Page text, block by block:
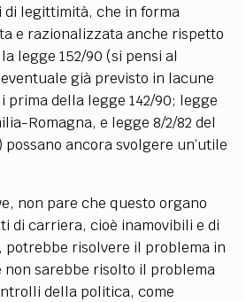
legittimità, che in forma
e razionalizzata anche rispetto
legge 152/90 (si pensi al
già previsto in lacune
prima della legge 142/90; legge
Romagna, e legge 8/2/82 del
ancora svolgere un’utile
non pare che questo organo
di carriera, cioè inamovibili e di
potrebbe risolvere il problema in
non sarebbe risolto il problema
della politica, come